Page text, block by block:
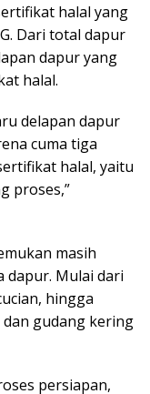
halal yang
Dari total dapur
dapur yang
halal.
delapan dapur
cuma tiga
halal, yaitu
proses,”
masih
dapur. Mulai dari
hingga
gudang kering
persiapan,